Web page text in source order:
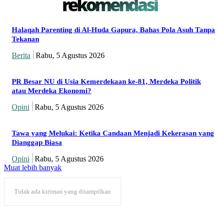
rekomendasi
Halaqah Parenting di Al-Huda Gapura, Bahas Pola Asuh Tanpa
Tekanan
Berita Rabu, 5 Agustus 2026
PR Besar NU di Usia Kemerdekaan ke-81, Merdeka Politik
atau Merdeka Ekonomi?
Opini Rabu, 5 Agustus 2026
Tawa yang Melukai: Ketika Candaan Menjadi Kekerasan yang
Dianggap Biasa
Opini
Rabu, 5 Agustus 2026
Muat lebih banyak
Tidak ada kiriman yang ditampilkan